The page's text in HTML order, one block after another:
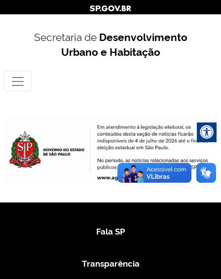
Secretaria de Desenvolvimento
Urbano e Habitação
Fala SP
Transparência